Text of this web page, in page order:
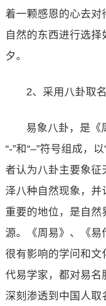
着一颗感恩的心去对
自然的东西进行选择
夕。
2、采用八卦取名
易象八卦，是《
“-”和“–”符号组成，
者认为八卦主要象征
泽八种自然现象，并
重要的地位，是自
源。《周易》、《
很有影响的学问和文
代易学家，都对易名
深刻渗透到中国人取